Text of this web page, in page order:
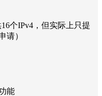
个IPv4，但实际上只提
请）
能